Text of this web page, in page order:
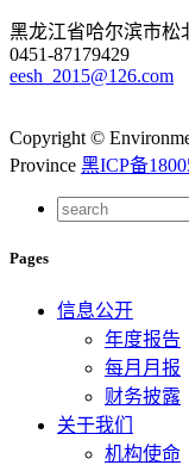
黑龙江省哈尔滨市松
0451-87179429
eesh_2015@126.com
Copyright ©
Province 黑ICP备
Pages
信息公开
年度报告
每月月报
财务披露
关于我们
机构使命